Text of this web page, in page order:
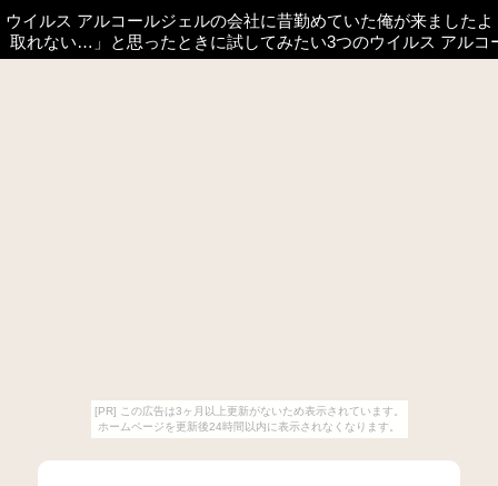
[PR] この広告は3ヶ月以上更新がないため表示されています。
ホームページを更新後24時間以内に表示されなくなります。
ウイルス アルコールジェルの会社に昔勤めていた俺が来ましたよ
取れない…」と思ったときに試してみたい3つのウイルス アルコ